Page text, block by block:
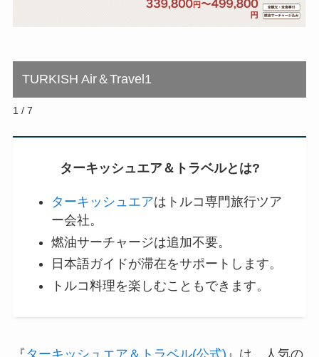
TURKISH Air＆Travel1
1 / 7
ターキッシュエア＆トラベルとは?
ターキッシュエアはトルコ専門旅行ツア
ー会社。
燃油サーチャージは追加不要。
日本語ガイドが滞在をサポートします。
トルコ料理を楽しむこともできます。
『 ターキッシュエア＆トラベル(公式) 』は、人気の